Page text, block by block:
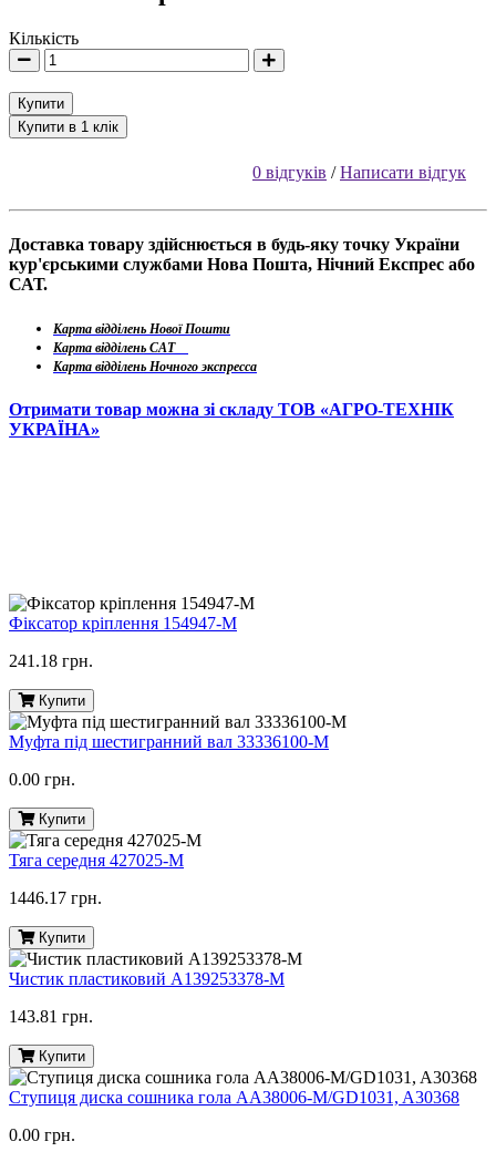
Кількість
Купити
Купити в 1 клік
0 відгуків /Написати відгук
Доставка товару здійснюється в будь-яку точку України
кур'єрськими службами Нова Пошта, Нічний Експрес або
САТ.
Карта відділень Нової Пошти
Карта відділень САТ
Карта відділень Ночного экспресса
Отримати товар можна зі складу ТОВ «АГРО-ТЕХНІК
УКРАЇНА»
Фіксатор кріплення 154947-M
241.18 грн.
Купити
Муфта під шестигранний вал 33336100-M
0.00 грн.
Купити
Тяга середня 427025-M
1446.17 грн.
Купити
Чистик пластиковий A139253378-M
143.81 грн.
Купити
Ступиця диска сошника гола AA38006-M/GD1031, A30368
0.00 грн.